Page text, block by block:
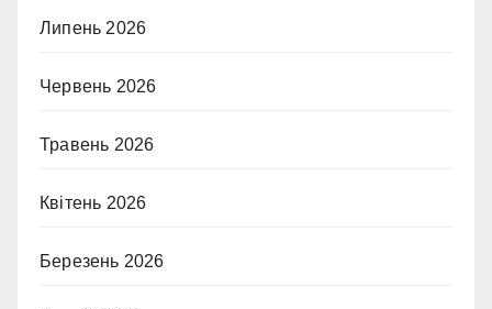
Липень 2026
Червень 2026
Травень 2026
Квітень 2026
Березень 2026